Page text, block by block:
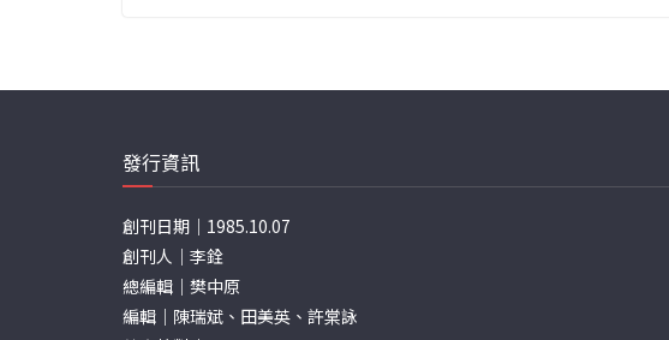
發行資訊
創刊日期｜1985.10.07
創刊人｜李銓
總編輯｜樊中原
編輯｜陳瑞斌、田美英、許棠詠